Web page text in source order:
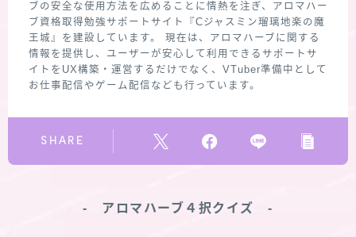
ブの安全な使用方法を広めることに情熱を注ぎ、アロマハー
ブ資格取得勉強サポートサイト『Cジャスミン瑠璃地楽の魔
王城』を建設しています。 現在は、アロマハーブに関する
情報を提供し、ユーザーが安心して利用できるサポートサ
イトをUX構築・運営するだけでなく、VTuber準備中として
お仕事配信やゲーム配信なども行っています。
SHARE
‐ アロマハーブ４択クイズ ‐